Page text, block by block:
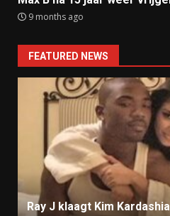
9 months ago
FEATURED NEWS
Ray J klaagt Kim